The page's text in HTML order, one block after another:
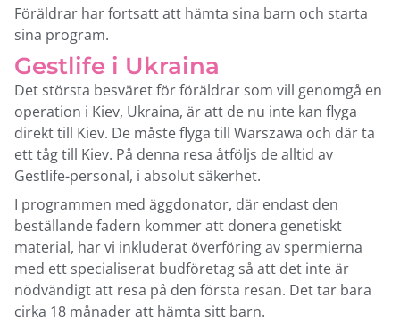
Föräldrar har fortsatt att hämta sina barn och starta
sina program.
Gestlife i Ukraina
Det största besväret för föräldrar som vill genomgå en
operation i Kiev, Ukraina, är att de nu inte kan flyga
direkt till Kiev. De måste flyga till Warszawa och där ta
ett tåg till Kiev. På denna resa åtföljs de alltid av
Gestlife-personal, i absolut säkerhet.
I programmen med äggdonator, där endast den
beställande fadern kommer att donera genetiskt
material, har vi inkluderat överföring av spermierna
med ett specialiserat budföretag så att det inte är
nödvändigt att resa på den första resan. Det tar bara
cirka 18 månader att hämta sitt barn.